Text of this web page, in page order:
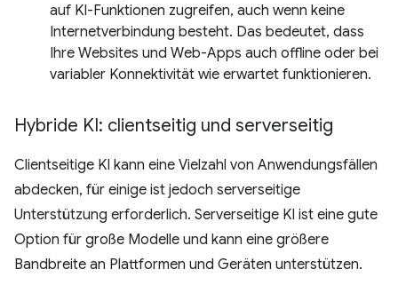
auf KI-Funktionen zugreifen, auch wenn keine
Internetverbindung besteht. Das bedeutet, dass
Ihre Websites und Web-Apps auch offline oder bei
variabler Konnektivität wie erwartet funktionieren.
Hybride KI: clientseitig und serverseitig
Clientseitige KI kann eine Vielzahl von Anwendungsfällen
abdecken, für einige ist jedoch serverseitige
Unterstützung erforderlich. Serverseitige KI ist eine gute
Option für große Modelle und kann eine größere
Bandbreite an Plattformen und Geräten unterstützen.